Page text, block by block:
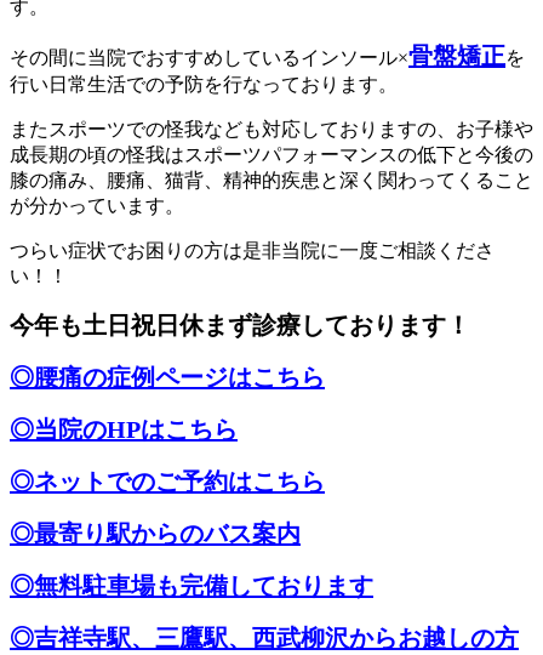
す。
その間に当院でおすすめしているインソール×骨盤矯正を
行い日常生活での予防を行なっております。
またスポーツでの怪我なども対応しておりますの、お子様や
成長期の頃の怪我はスポーツパフォーマンスの低下と今後の
膝の痛み、腰痛、猫背、精神的疾患と深く関わってくること
が分かっています。
つらい症状でお困りの方は是非当院に一度ご相談くださ
い！！
今年も土日祝日休まず診療しております！
◎腰痛の症例ページはこちら
◎当院のHPはこちら
◎ネットでのご予約はこちら
◎最寄り駅からのバス案内
◎無料駐車場も完備しております
◎吉祥寺駅、三鷹駅、西武柳沢からお越しの方